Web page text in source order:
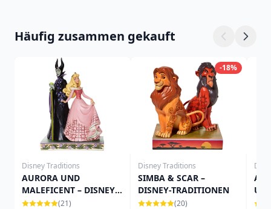
Häufig zusammen gekauft
Disney Traditions
AURORA UND
MALEFICENT – DISNEY
TRADITIONS
(21)
-18%
Disney Traditions
SIMBA & SCAR –
DISNEY-TRADITIONEN
(20)